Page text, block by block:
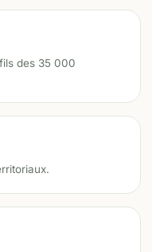
des 35 000